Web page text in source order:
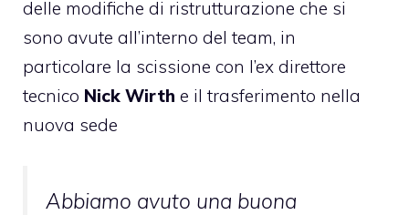
delle modifiche di ristrutturazione che si
sono avute all’interno del team, in
particolare la scissione con l’ex direttore
tecnico Nick Wirth e il trasferimento nella
nuova sede
Abbiamo avuto una buona